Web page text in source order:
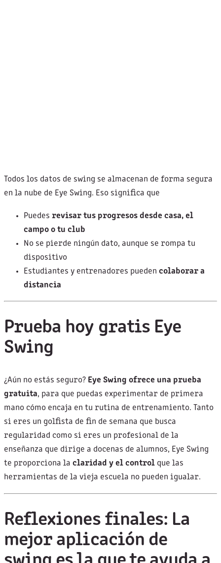
Todos los datos de swing se almacenan de forma segura
en la nube de Eye Swing. Eso significa que
Puedes revisar tus progresos desde casa, el
campo o tu club
No se pierde ningún dato, aunque se rompa tu
dispositivo
Estudiantes y entrenadores pueden colaborar a
distancia
Prueba hoy gratis Eye
Swing
¿Aún no estás seguro? Eye Swing ofrece una prueba
gratuita, para que puedas experimentar de primera
mano cómo encaja en tu rutina de entrenamiento. Tanto
si eres un golfista de fin de semana que busca
regularidad como si eres un profesional de la
enseñanza que dirige a docenas de alumnos, Eye Swing
te proporciona la claridad y el control que las
herramientas de la vieja escuela no pueden igualar.
Reflexiones finales: La
mejor aplicación de